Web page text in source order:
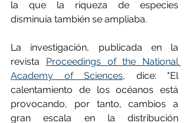
la que la riqueza de especies
disminuía también se ampliaba.
La investigación, publicada en la
revista Proceedings of the National
Academy of Sciences, dice: "El
calentamiento de los océanos está
provocando, por tanto, cambios a
gran escala en la distribución